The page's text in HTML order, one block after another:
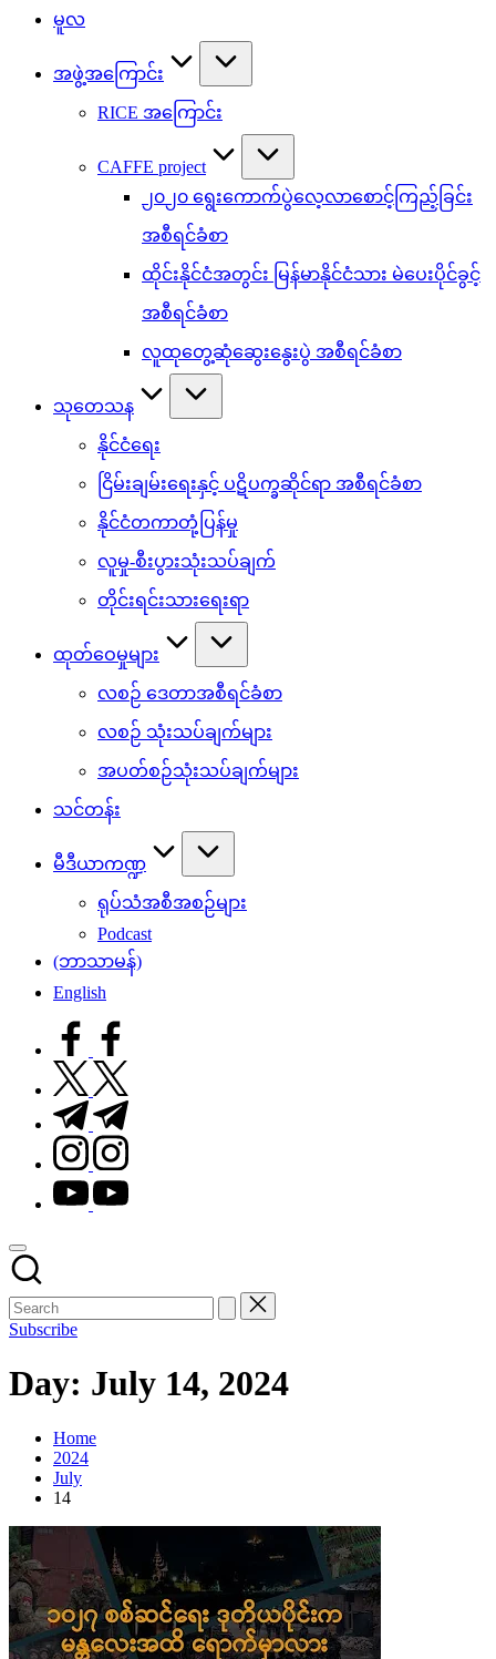
မူလ
အဖွဲ့အကြောင်း
RICE အကြောင်း
CAFFE project
၂၀၂၀ ရွေးကောက်ပွဲလေ့လာစောင့်ကြည့်ခြင်း
အစီရင်ခံစာ
ထိုင်းနိုင်ငံအတွင်း မြန်မာနိုင်ငံသား မဲပေးပိုင်ခွင့်
အစီရင်ခံစာ
လူထုတွေ့ဆုံဆွေးနွေးပွဲ အစီရင်ခံစာ
သုတေသန
နိုင်ငံရေး
ငြိမ်းချမ်းရေးနှင့် ပဋိပက္ခဆိုင်ရာ အစီရင်ခံစာ
နိုင်ငံတကာတုံ့ပြန်မှု
လူမှု-စီးပွားသုံးသပ်ချက်
တိုင်းရင်းသားရေးရာ
ထုတ်ဝေမှုများ
လစဉ် ဒေတာအစီရင်ခံစာ
လစဉ် သုံးသပ်ချက်များ
အပတ်စဉ်သုံးသပ်ချက်များ
သင်တန်း
မီဒီယာကဏ္ဍ
ရုပ်သံအစီအစဉ်များ
Podcast
(ဘာသာမန်)
English
facebook.com
twitter.com
t.me
instagram.com
youtube.com
Subscribe
Day: July 14, 2024
Home
2024
July
14